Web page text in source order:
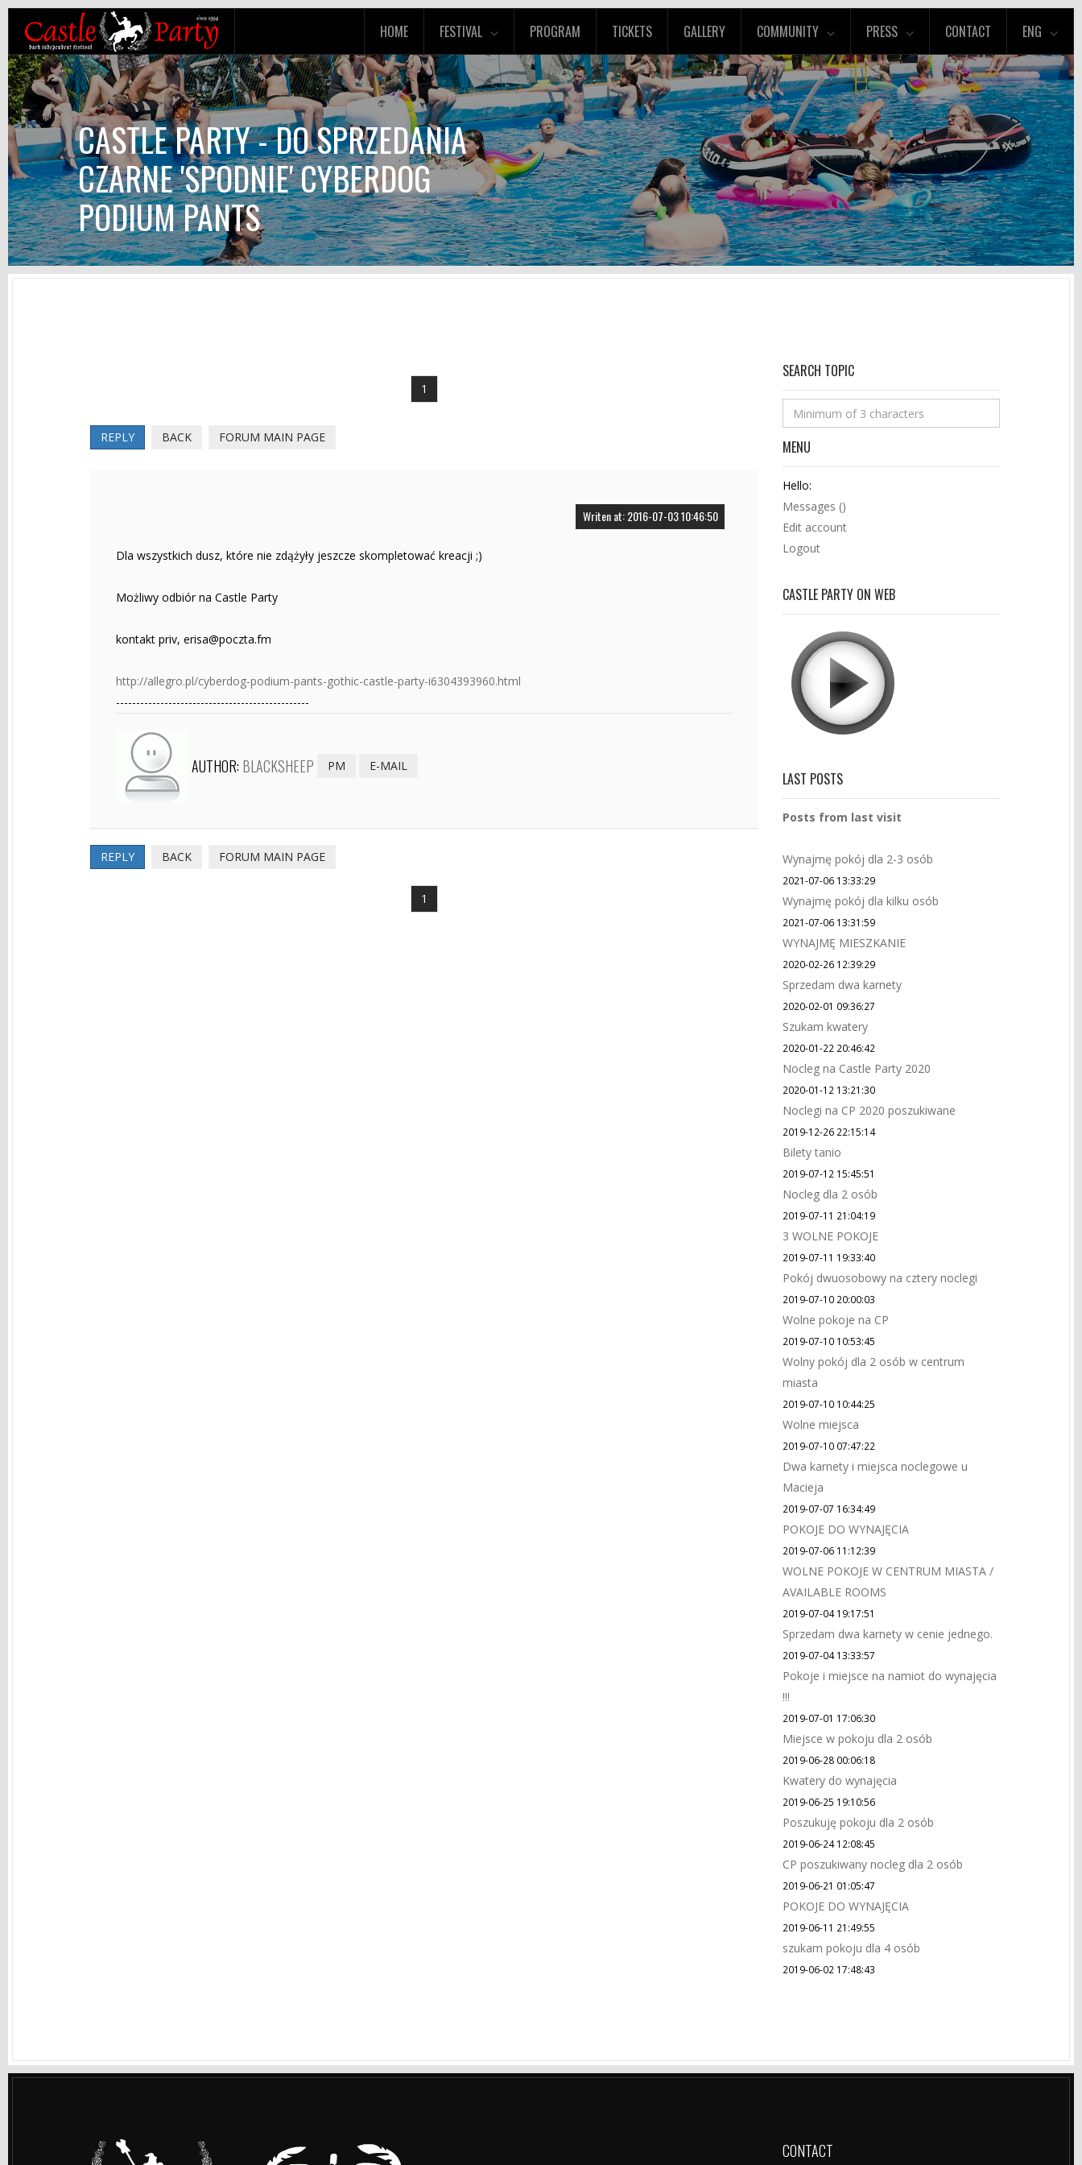
HOME FESTIVAL PROGRAM TICKETS GALLERY COMMUNITY PRESS CONTACT ENG
CASTLE PARTY - DO SPRZEDANIA
CZARNE 'SPODNIE' CYBERDOG
PODIUM PANTS
1
REPLY BACK FORUM MAIN PAGE
Writen at: 2016-07-03 10:46:50
Dla wszystkich dusz, które nie zdążyły jeszcze skompletować kreacji ;)
Możliwy odbiór na Castle Party
kontakt priv, erisa@poczta.fm
http://allegro.pl/cyberdog-podium-pants-gothic-castle-party-i6304393960.html
------------------------------------------------
AUTHOR: BLACKSHEEP PM E-MAIL
REPLY BACK FORUM MAIN PAGE
1
SEARCH TOPIC
MENU
Hello:
Messages ()
Edit account
Logout
CASTLE PARTY ON WEB
LAST POSTS
Posts from last visit
Wynajmę pokój dla 2-3 osób
2021-07-06 13:33:29
Wynajmę pokój dla kilku osób
2021-07-06 13:31:59
WYNAJMĘ MIESZKANIE
2020-02-26 12:39:29
Sprzedam dwa karnety
2020-02-01 09:36:27
Szukam kwatery
2020-01-22 20:46:42
Nocleg na Castle Party 2020
2020-01-12 13:21:30
Noclegi na CP 2020 poszukiwane
2019-12-26 22:15:14
Bilety tanio
2019-07-12 15:45:51
Nocleg dla 2 osób
2019-07-11 21:04:19
3 WOLNE POKOJE
2019-07-11 19:33:40
Pokój dwuosobowy na cztery noclegi
2019-07-10 20:00:03
Wolne pokoje na CP
2019-07-10 10:53:45
Wolny pokój dla 2 osób w centrum
miasta
2019-07-10 10:44:25
Wolne miejsca
2019-07-10 07:47:22
Dwa karnety i miejsca noclegowe u
Macieja
2019-07-07 16:34:49
POKOJE DO WYNAJĘCIA
2019-07-06 11:12:39
WOLNE POKOJE W CENTRUM MIASTA /
AVAILABLE ROOMS
2019-07-04 19:17:51
Sprzedam dwa karnety w cenie jednego.
2019-07-04 13:33:57
Pokoje i miejsce na namiot do wynajęcia
!!!
2019-07-01 17:06:30
Miejsce w pokoju dla 2 osób
2019-06-28 00:06:18
Kwatery do wynajęcia
2019-06-25 19:10:56
Poszukuję pokoju dla 2 osób
2019-06-24 12:08:45
CP poszukiwany nocleg dla 2 osób
2019-06-21 01:05:47
POKOJE DO WYNAJĘCIA
2019-06-11 21:49:55
szukam pokoju dla 4 osób
2019-06-02 17:48:43
CONTACT